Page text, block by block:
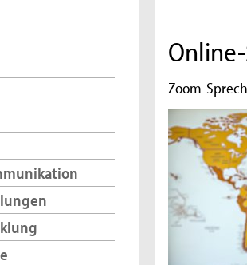
Zoom-